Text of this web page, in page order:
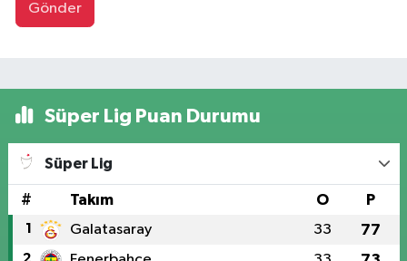
Gönder
Süper Lig Puan Durumu
Süper Lig
# Takım O P
1 Galatasaray 33 77